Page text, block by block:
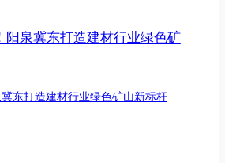
东打造建材行业绿色矿山新标杆